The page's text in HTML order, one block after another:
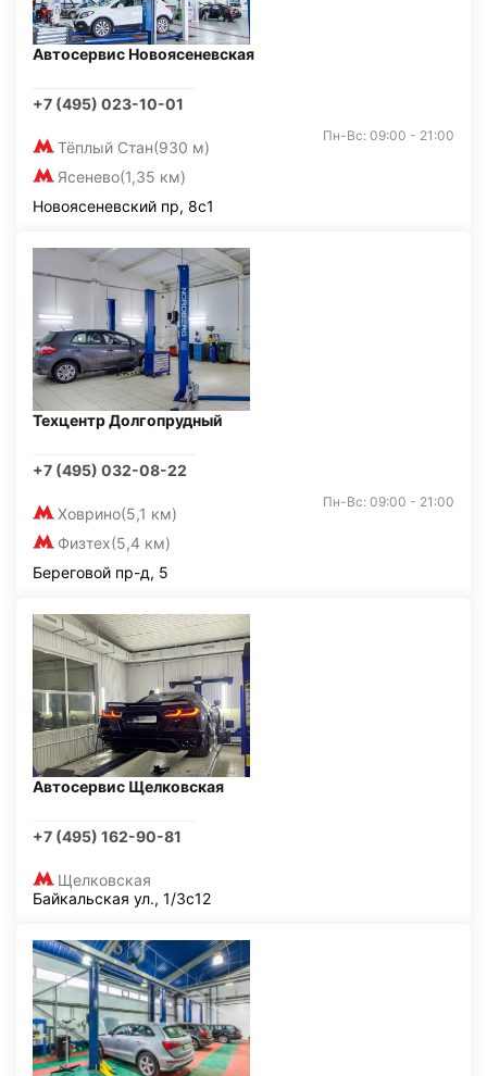
Автосервис Новоясеневская
+7 (495) 023-10-01
Тёплый Стан(930 м)
Ясенево(1,35 км)
Пн-Вс: 09:00 - 21:00
Новоясеневский пр, 8с1
Техцентр Долгопрудный
+7 (495) 032-08-22
Ховрино(5,1 км)
Физтех(5,4 км)
Пн-Вс: 09:00 - 21:00
Береговой пр-д, 5
Автосервис Щелковская
+7 (495) 162-90-81
Щелковская
Байкальская ул., 1/3с12